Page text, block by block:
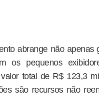
abrange não apenas
os pequenos
total de R$ 123,3
são recursos não